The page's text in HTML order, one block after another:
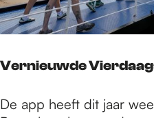
Vernieuwde
De app heeft dit jaar